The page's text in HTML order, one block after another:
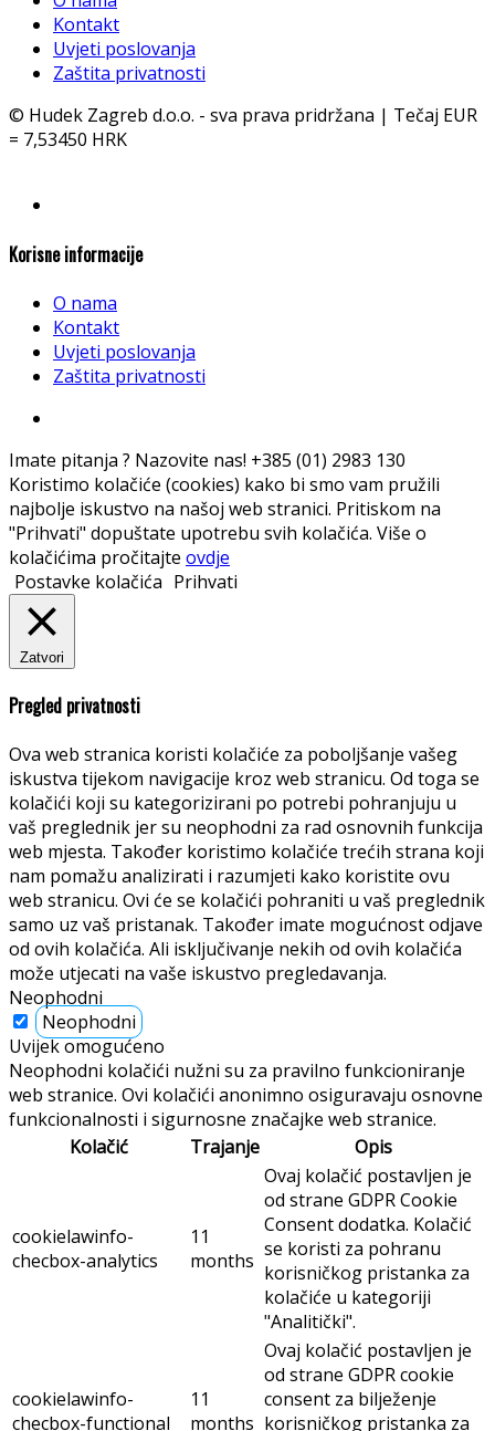
Kontakt
Uvjeti poslovanja
Zaštita privatnosti
© Hudek Zagreb d.o.o. - sva prava pridržana | Tečaj EUR
= 7,53450 HRK
Korisne informacije
O nama
Kontakt
Uvjeti poslovanja
Zaštita privatnosti
Imate pitanja ? Nazovite nas! +385 (01) 2983 130
Koristimo kolačiće (cookies) kako bi smo vam pružili
najbolje iskustvo na našoj web stranici. Pritiskom na
"Prihvati" dopuštate upotrebu svih kolačića. Više o
kolačićima pročitajte ovdje
Postavke kolačića Prihvati
Zatvori
Pregled privatnosti
Ova web stranica koristi kolačiće za poboljšanje vašeg
iskustva tijekom navigacije kroz web stranicu. Od toga se
kolačići koji su kategorizirani po potrebi pohranjuju u
vaš preglednik jer su neophodni za rad osnovnih funkcija
web mjesta. Također koristimo kolačiće trećih strana koji
nam pomažu analizirati i razumjeti kako koristite ovu
web stranicu. Ovi će se kolačići pohraniti u vaš preglednik
samo uz vaš pristanak. Također imate mogućnost odjave
od ovih kolačića. Ali isključivanje nekih od ovih kolačića
može utjecati na vaše iskustvo pregledavanja.
Neophodni
Neophodni
Uvijek omogućeno
Neophodni kolačići nužni su za pravilno funkcioniranje
web stranice. Ovi kolačići anonimno osiguravaju osnovne
funkcionalnosti i sigurnosne značajke web stranice.
Kolačić
Trajanje Opis
cookielawinfo-
checbox-analytics
11
months
Ovaj kolačić postavljen je
od strane GDPR Cookie
Consent dodatka. Kolačić
se koristi za pohranu
korisničkog pristanka za
kolačiće u kategoriji
"Analitički".
cookielawinfo-
checbox-functional
11
months
Ovaj kolačić postavljen je
od strane GDPR cookie
consent za bilježenje
korisničkog pristanka za